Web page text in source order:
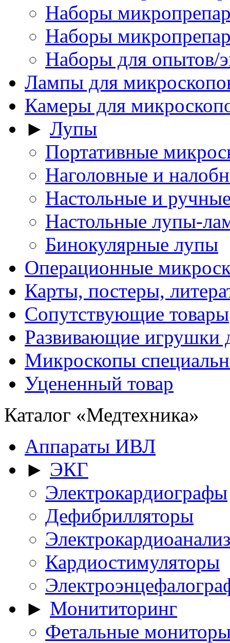
Наборы
Наборы
Наборы для опытов/
Лампы для
Камеры для
► Лупы
Портативные
Наголовные и
Настольные и
Настольные лупы-
Бинокулярные лупы
Операционные
Карты, постеры,
Сопутствующие товары
Развивающие игрушки
Микроскопы
Уцененный товар
Каталог «Медтехника»
Аппараты ИВЛ
► ЭКГ
Электрокардиографы
Дефибрилляторы
Кардиостимуляторы
► Монититоринг
Фетальные